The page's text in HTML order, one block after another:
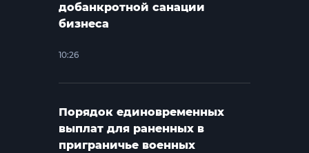
добанкротной санации
бизнеса
10:26
Порядок единовременных
выплат для раненных в
приграничье военных